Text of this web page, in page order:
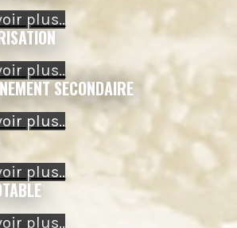
plus..
plus..
SECONDAIRE
plus..
plus..
plus..